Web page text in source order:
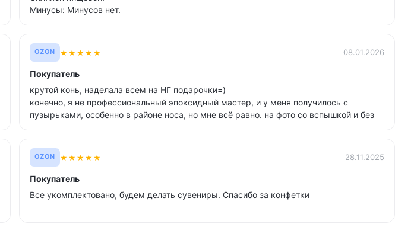
Минусы: Минусов нет.
OZON ★★★★★ 08.01.2026
Покупатель
крутой конь, наделала всем на НГ подарочки=)
конечно, я не профессиональный эпоксидный мастер, и у меня получилось с
пузырьками, особенно в районе носа, но мне всё равно. на фото со вспышкой и без
OZON ★★★★★ 28.11.2025
Покупатель
Все укомплектовано, будем делать сувениры. Спасибо за конфетки